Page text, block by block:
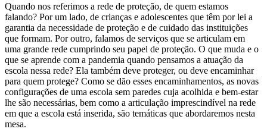
Quando nos referimos a rede de proteção, de quem estamos
falando? Por um lado, de crianças e adolescentes que têm por lei a
garantia da necessidade de proteção e de cuidado das instituições
que formam. Por outro, falamos de serviços que se articulam em
uma grande rede cumprindo seu papel de proteção. O que muda e o
que se aprende com a pandemia quando pensamos a atuação da
escola nessa rede? Ela também deve proteger, ou deve encaminhar
para quem protege? Como se dão esses encaminhamentos, as novas
configurações de uma escola sem paredes cuja acolhida e bem-estar
lhe são necessárias, bem como a articulação imprescindível na rede
em que a escola está inserida, são temáticas que abordaremos nesta
mesa.